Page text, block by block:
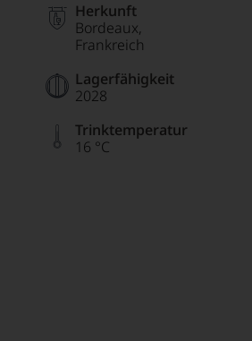
Herkunft
Bordeaux
Frankreich
Lagerfähigkeit
2028
Trinktemperatur
16 °C